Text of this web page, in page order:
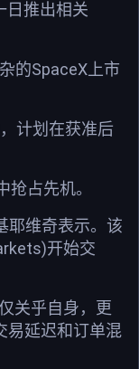
日推出相关
的SpaceX上市
计划在获准后
占先机。
耶维奇表示。该
开始交
关乎自身，更
易延迟和订单混